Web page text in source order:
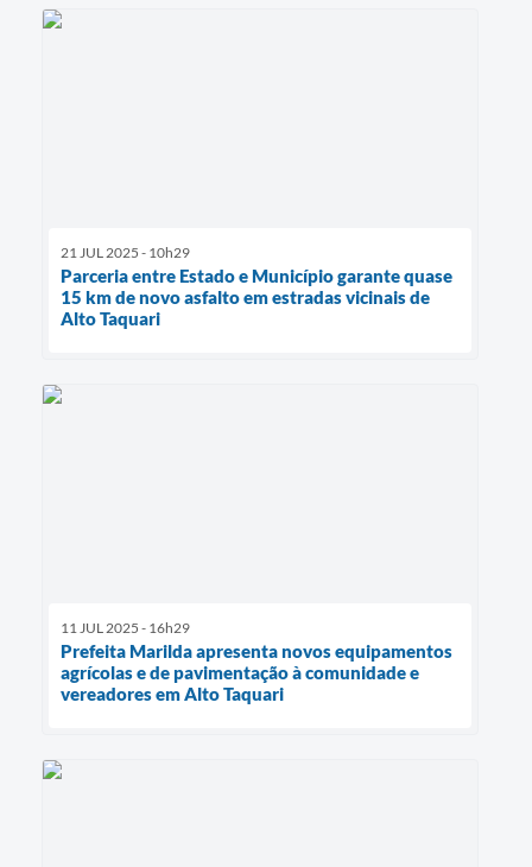
21 JUL 2025 - 10h29
Parceria entre Estado e Município garante quase
15 km de novo asfalto em estradas vicinais de
Alto Taquari
11 JUL 2025 - 16h29
Prefeita Marilda apresenta novos equipamentos
agrícolas e de pavimentação à comunidade e
vereadores em Alto Taquari